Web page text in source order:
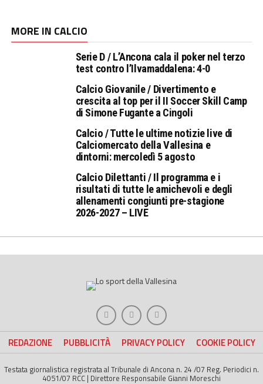
MORE IN CALCIO
Serie D / L’Ancona cala il poker nel terzo
test contro l’Ilvamaddalena: 4-0
Calcio Giovanile / Divertimento e
crescita al top per il II Soccer Skill Camp
di Simone Fugante a Cingoli
Calcio / Tutte le ultime notizie live di
Calciomercato della Vallesina e
dintorni: mercoledì 5 agosto
Calcio Dilettanti / Il programma e i
risultati di tutte le amichevoli e degli
allenamenti congiunti pre-stagione
2026-2027 – LIVE
REDAZIONE PUBBLICITÀ PRIVACY POLICY COOKIE POLICY
Testata giornalistica registrata al Tribunale di Ancona n. 24 /07 Reg. Periodici n.
4051/07 RCC | Direttore Responsabile Gianni Moreschi